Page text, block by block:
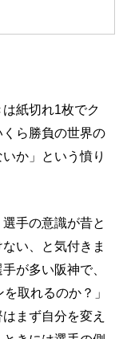
紙切れ1枚でク
ら勝負の世界の
か」という憤り
手の意識が昔と
い、と気付きま
が多い阪神で、
取れるのか？」
まず自分を変え